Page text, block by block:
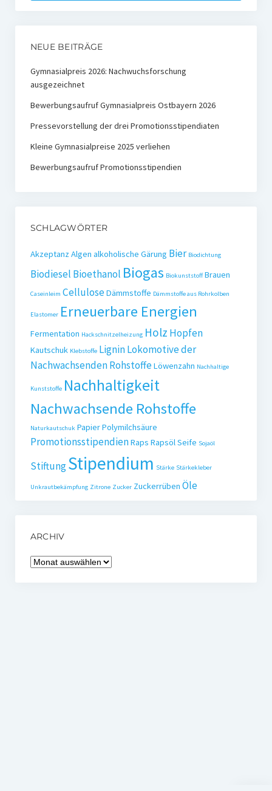
Medienpreis Nachwachsende Rohstoffe
Preisträger
NEUE BEITRÄGE
Gymnasialpreis 2026: Nachwuchsforschung
ausgezeichnet
Bewerbungsaufruf Gymnasialpreis Ostbayern 2026
Pressevorstellung der drei Promotionsstipendiaten
Kleine Gymnasialpreise 2025 verliehen
Bewerbungsaufruf Promotionsstipendien
SCHLAGWÖRTER
Akzeptanz Algen alkoholische Gärung Bier Biodichtung
Biodiesel Bioethanol Biogas Biokunststoff Brauen
Caseinleim CelluloseDämmstoffe Dämmstoffe aus Rohrkolben
Elastomer Erneuerbare Energien
Fermentation Hackschnitzelheizung Holz Hopfen
Kautschuk Klebstoffe LigninLokomotive der
Nachwachsenden RohstoffeLöwenzahn Nachhaltige
Kunststoffe Nachhaltigkeit
Nachwachsende Rohstoffe
Naturkautschuk PapierPolymilchsäure
PromotionsstipendienRaps RapsölSeife Sojaöl
StiftungStipendium Stärke Stärkekleber
Unkrautbekämpfung Zitrone Zucker Zuckerrüben Öle
ARCHIV
Archiv